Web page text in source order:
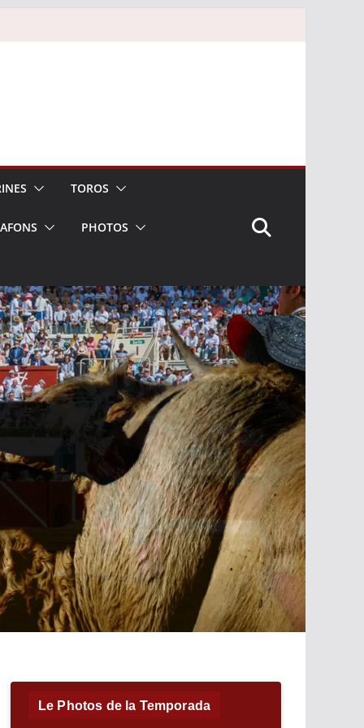
TOROS
PHOTOS
Le Photos de la Temporada